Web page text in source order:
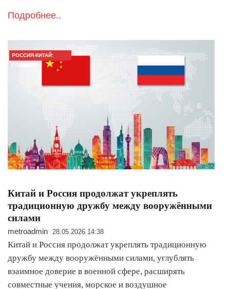
Подробнее..
РОССИЯ-КИТАЙ:
ГЛАВНОЕ
Китай и Россия продолжат укреплять
традиционную дружбу между вооружёнными
силами
metroadmin 28.05.2026 14:38
Китай и Россия продолжат укреплять традиционную
дружбу между вооружёнными силами, углублять
взаимное доверие в военной сфере, расширять
совместные учения, морское и воздушное